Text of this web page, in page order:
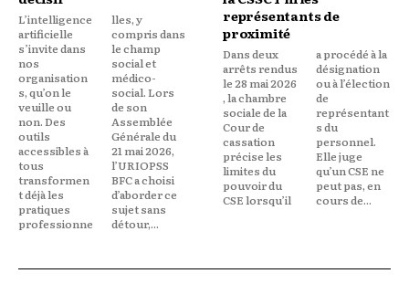
L’intelligence
artificielle
s’invite dans
nos
organisation
s, qu’on le
veuille ou
non. Des
outils
accessibles à
tous
transformen
t déjà les
pratiques
professionne
lles, y
compris dans
le champ
social et
médico-
social. Lors
de son
Assemblée
Générale du
21 mai 2026,
l’URIOPSS
BFC a choisi
d’aborder ce
sujet sans
détour,...
représentants de
proximité
Dans deux
arrêts rendus
le 28 mai 2026
, la chambre
sociale de la
Cour de
cassation
précise les
limites du
pouvoir du
CSE lorsqu’il
a procédé à la
désignation
ou à l’élection
de
représentant
s du
personnel.
Elle juge
qu’un CSE ne
peut pas, en
cours de...